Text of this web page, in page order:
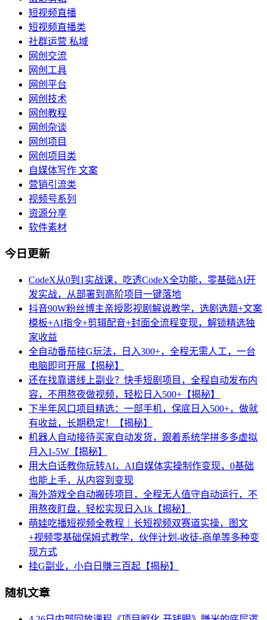
短视频直播
短视频直播类
社群运营 私域
网创交流
网创工具
网创平台
网创技术
网创教程
网创杂谈
网创项目
网创项目类
自媒体写作 文案
营销引流类
视频号系列
资源分享
软件素材
今日更新
CodeX从0到1实战课，吃透CodeX全功能，零基础AI开
发实战，从部署到高阶项目一键落地
抖音90W粉丝博主亲授影视剧解说教学，选剧选题+文案
模板+AI指令+剪辑配音+封面全流程变现，解锁精选独
家收益
全自动番茄挂G玩法，日入300+，全程无需人工，一台
电脑即可开展【揭秘】
还在找靠谱线上副业？快手短剧项目，全程自动发布内
容，不用熬夜做视频，轻松日入500+【揭秘】
下半年风口项目精选：一部手机，保底日入500+，做就
有收益，长期稳定！【揭秘】
机器人自动接待买家自动发货，跟着系统学拼多多虚拟
月入1-5W【揭秘】
用大白话教你玩转AI，AI自媒体实操制作变现，0基础
也能上手，从内容到变现
海外游戏全自动搬砖项目，全程无人值守自动运行，不
用熬夜盯盘，轻松实现日入1k【揭秘】
萌娃吃播短视频全教程｜长短视频双赛道实操，图文
+视频零基础保姆式教学，伙伴计划-收徒-商单等多种变
现方式
挂G副业，小白日賺三百起【揭秘】
随机文章